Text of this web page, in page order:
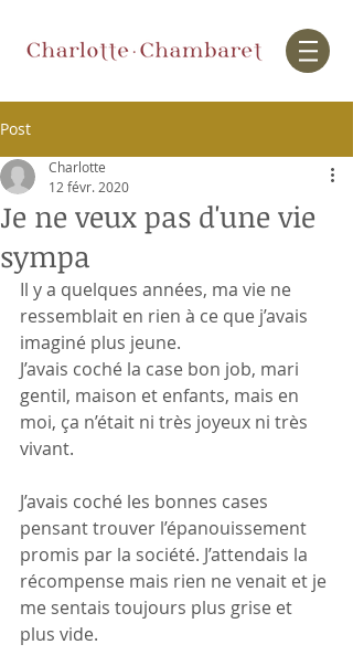
Post
Je ne veux pas d'une vie
sympa
Charlotte
12 févr. 2020
Il y a quelques années, ma vie ne
ressemblait en rien à ce que j’avais
imaginé plus jeune.
J’avais coché la case bon job, mari
gentil, maison et enfants, mais en
moi, ça n’était ni très joyeux ni très
vivant.
J’avais coché les bonnes cases
pensant trouver l’épanouissement
promis par la société. J’attendais la
récompense mais rien ne venait et je
me sentais toujours plus grise et
plus vide.